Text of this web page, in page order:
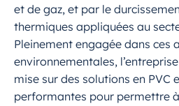
et de gaz, et par le
thermiques appliquées au
Pleinement engagée dans ces
environnementales,
mise sur des solutions en PVC
performantes pour permettre